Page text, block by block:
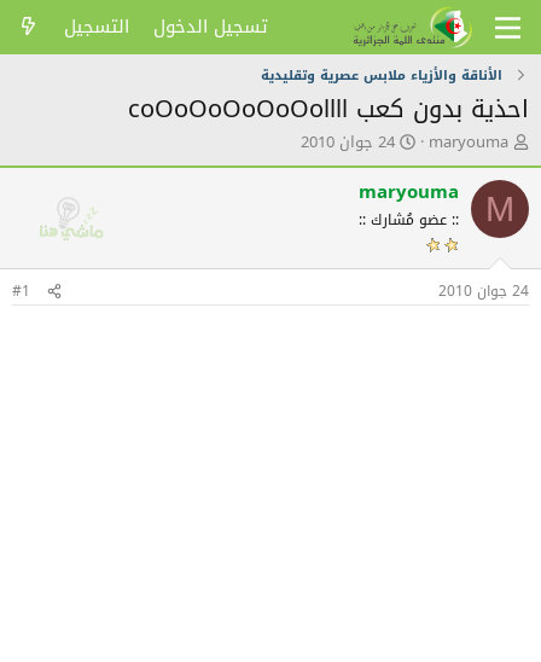
تسجيل الدخول التسجيل
الأناقة والأزياء ملابس عصرية وتقليدية
احذية بدون كعب coOoOoOoOoOollll
ك
ا
ت
ب
ا
م
و
ض
maryouma ت
ا
ر
ي
خ
ل
ش
24 جوان 2010
M
maryouma
:: عضو مُشارك ::
24 جوان 2010 #1